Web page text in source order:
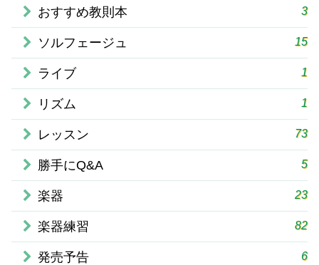
おすすめ教則本 3
ソルフェージュ 15
ライブ 1
リズム 1
レッスン 73
勝手にQ&A 5
楽器 23
楽器練習 82
発売予告 6